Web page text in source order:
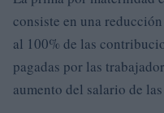
consiste en una
al 100% de las
pagadas por las
aumento del salario de